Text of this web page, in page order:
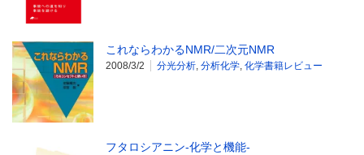
これならわかるNMR/二次元NMR
2008/3/2 分光分析, 分析化学, 化学書籍レビュー
フタロシアニン-化学と機能-